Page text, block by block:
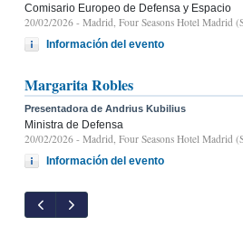
Comisario Europeo de Defensa y Espacio
20/02/2026 - Madrid, Four Seasons Hotel Madrid
Información del evento
Margarita Robles
Presentadora de Andrius Kubilius
Ministra de Defensa
20/02/2026 - Madrid, Four Seasons Hotel Madrid
Información del evento